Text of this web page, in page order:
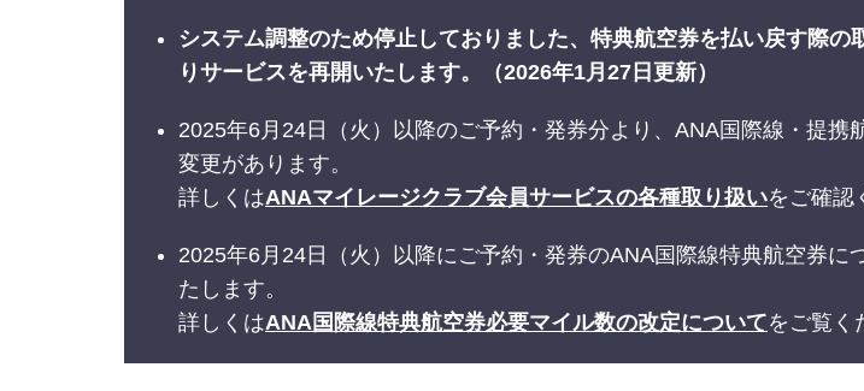
システム調整のため停止しておりました、特典航空券を払い戻す際
りサービスを再開いたします。（2026年1月27日更新）
2025年6月24日（火）以降のご予約・発券分より、ANA国際線・提
変更があります。
詳しくはANAマイレージクラブ会員サービスの各種取り扱いをご確認
2025年6月24日（火）以降にご予約・発券のANA国際線特典航空券
たします。
詳しくはANA国際線特典航空券必要マイル数の改定についてをご覧く